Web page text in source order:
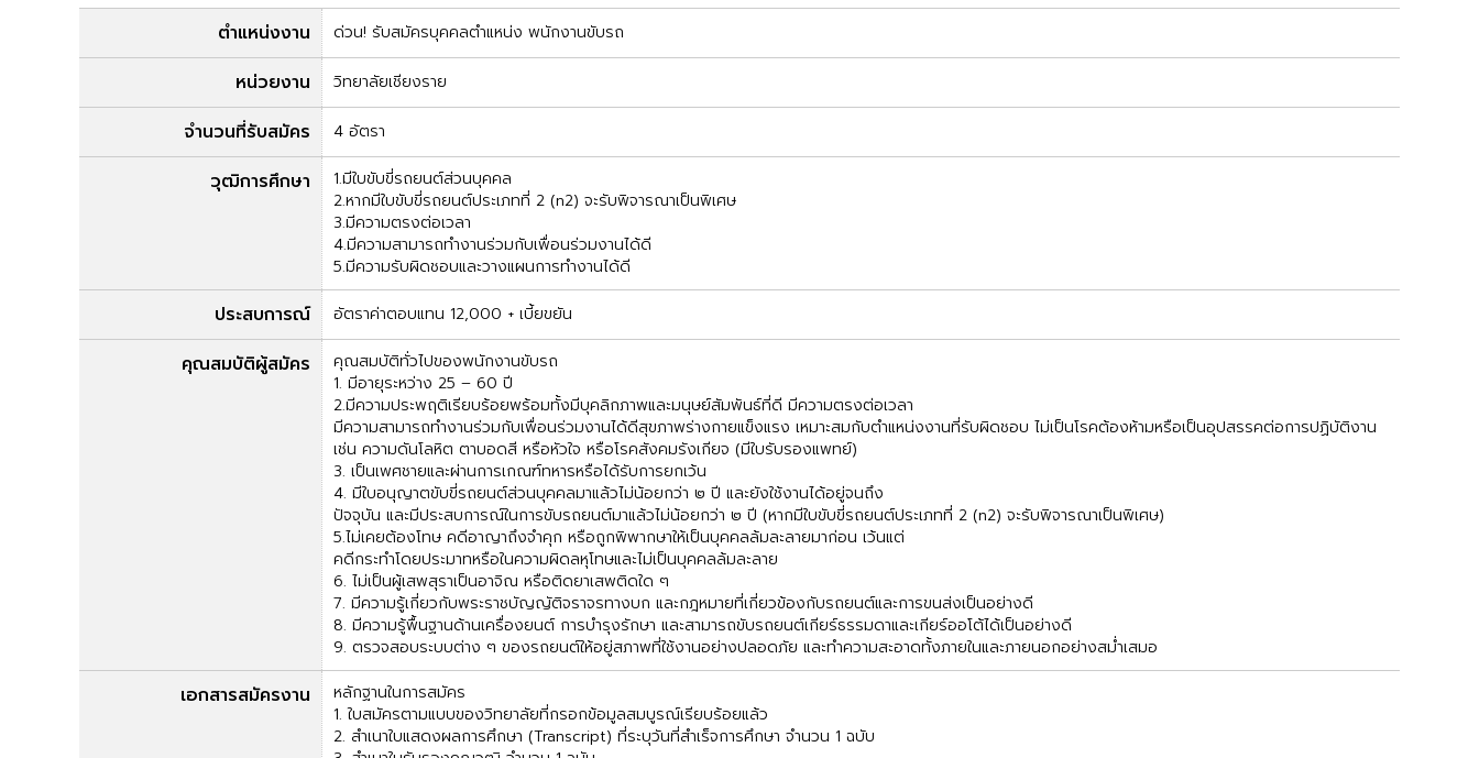
ตำแหน่งงาน ด่วน! รับสมัครบุคคลตำแหน่ง พนักงานขับรถ
หน่วยงาน วิทยาลัยเชียงราย
จำนวนที่รับสมัคร 4 อัตรา
วุฒิการศึกษา
1.มีใบขับขี่รถยนต์ส่วนบุคคล
2.หากมีใบขับขี่รถยนต์ประเภทที่ 2 (n2) จะรับพิจารณาเป็นพิเศษ
3.มีความตรงต่อเวลา
4.มีความสามารถทำงานร่วมกับเพื่อนร่วมงานได้ดี
5.มีความรับผิดชอบและวางแผนการทำงานได้ดี
ประสบการณ์ อัตราค่าตอบแทน 12,000 + เบี้ยขยัน
คุณสมบัติผู้สมัคร
คุณสมบัติทั่วไปของพนักงานขับรถ
1. มีอายุระหว่าง 25 – 60 ปี
2.มีความประพฤติเรียบร้อยพร้อมทั้งมีบุคลิกภาพและมนุษย์สัมพันธ์ที่ดี มีความตรงต่อเวลา
มีความสามารถทำงานร่วมกับเพื่อนร่วมงานได้ดีสุขภาพร่างกายแข็งแรง เหมาะสมกับตำแหน่งงานที่รับผิดชอบ ไม่เป็นโรคต้องห้ามหรือเป็นอุปสรรคต่อการปฏิบัติงาน
เช่น ความดันโลหิต ตาบอดสี หรือหัวใจ หรือโรคสังคมรังเกียจ (มีใบรับรองแพทย์)
3. เป็นเพศชายและผ่านการเกณฑ์ทหารหรือได้รับการยกเว้น
4. มีใบอนุญาตขับขี่รถยนต์ส่วนบุคคลมาแล้วไม่น้อยกว่า ๒ ปี และยังใช้งานได้อยู่จนถึง
ปัจจุบัน และมีประสบการณ์ในการขับรถยนต์มาแล้วไม่น้อยกว่า ๒ ปี (หากมีใบขับขี่รถยนต์ประเภทที่ 2 (n2) จะรับพิจารณาเป็นพิเศษ)
5.ไม่เคยต้องโทษ คดีอาญาถึงจำคุก หรือถูกพิพากษาให้เป็นบุคคลล้มละลายมาก่อน เว้นแต่
คดีกระทำโดยประมาทหรือในความผิดลหุโทษและไม่เป็นบุคคลล้มละลาย
6. ไม่เป็นผู้เสพสุราเป็นอาจิณ หรือติดยาเสพติดใด ๆ
7. มีความรู้เกี่ยวกับพระราชบัญญัติจราจรทางบก และกฎหมายที่เกี่ยวข้องกับรถยนต์และการขนส่งเป็นอย่างดี
8. มีความรู้พื้นฐานด้านเครื่องยนต์ การบำรุงรักษา และสามารถขับรถยนต์เกียร์ธรรมดาและเกียร์ออโต้ได้เป็นอย่างดี
9. ตรวจสอบระบบต่าง ๆ ของรถยนต์ให้อยู่สภาพที่ใช้งานอย่างปลอดภัย และทำความสะอาดทั้งภายในและภายนอกอย่างสม่ำเสมอ
เอกสารสมัครงาน
หลักฐานในการสมัคร
1. ใบสมัครตามแบบของวิทยาลัยที่กรอกข้อมูลสมบูรณ์เรียบร้อยแล้ว
2. สำเนาใบแสดงผลการศึกษา (Transcript) ที่ระบุวันที่สำเร็จการศึกษา จำนวน 1 ฉบับ